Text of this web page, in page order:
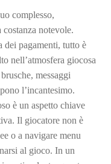
complesso,
costanza notevole.
dei pagamenti, tutto è
nell’atmosfera giocosa
messaggi
l’incantesimo.
è un aspetto chiave
Il giocatore non è
o a navigare menu
al gioco. In un